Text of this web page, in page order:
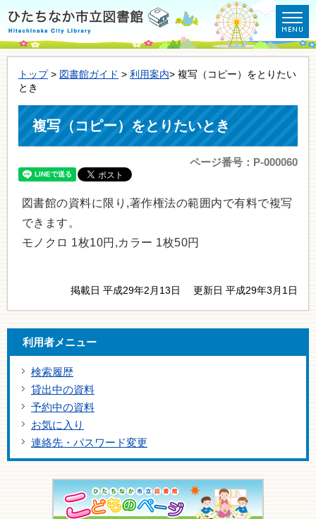
トップ> 図書館ガイド > 利用案内> 複写（コピー）をとりたい
とき
複写（コピー）をとりたいとき
ページ番号：P-000060
図書館の資料に限り,著作権法の範囲内で有料で複写
できます。
モノクロ 1枚10円,カラー 1枚50円
掲載日 平成29年2月13日 更新日 平成29年3月1日
利用者メニュー
検索履歴
貸出中の資料
予約中の資料
お気に入り
連絡先・パスワード変更